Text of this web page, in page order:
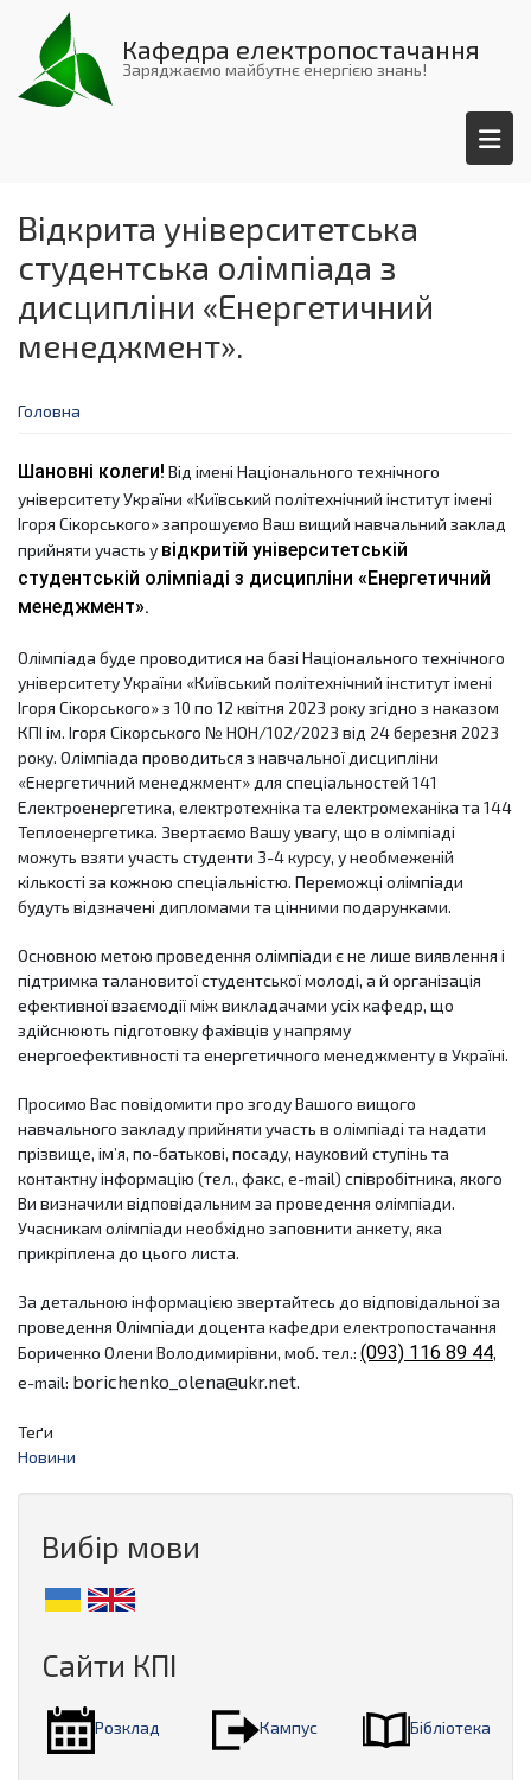
Перейти
основного
вмісту
Кафедра електропостачання
Заряджаємо майбутнє енергією знань!
Відкрита університетська
студентська олімпіада з
дисципліни «Енергетичний
менеджмент».
Головна
Шановні колеги! Від імені Національного технічного
університету України «Київський політехнічний інститут імені
Ігоря Сікорського» запрошуємо Ваш вищий навчальний заклад
прийняти участь у відкритій університетській
студентській олімпіаді з дисципліни «Енергетичний
менеджмент».
Олімпіада буде проводитися на базі Національного технічного
університету України «Київський політехнічний інститут імені
Ігоря Сікорського» з 10 по 12 квітня 2023 року згідно з наказом
КПІ ім. Ігоря Сікорського № НОН/102/2023 від 24 березня 2023
року. Олімпіада проводиться з навчальної дисципліни
«Енергетичний менеджмент» для спеціальностей 141
Електроенергетика, електротехніка та електромеханіка та 144
Теплоенергетика. Звертаємо Вашу увагу, що в олімпіаді
можуть взяти участь студенти 3-4 курсу, у необмеженій
кількості за кожною спеціальністю. Переможці олімпіади
будуть відзначені дипломами та цінними подарунками.
Основною метою проведення олімпіади є не лише виявлення і
підтримка талановитої студентської молоді, а й організація
ефективної взаємодії між викладачами усіх кафедр, що
здійснюють підготовку фахівців у напряму
енергоефективності та енергетичного менеджменту в Україні.
Просимо Вас повідомити про згоду Вашого вищого
навчального закладу прийняти участь в олімпіаді та надати
прізвище, ім’я, по-батькові, посаду, науковий ступінь та
контактну інформацію (тел., факс, e-mail) співробітника, якого
Ви визначили відповідальним за проведення олімпіади.
Учасникам олімпіади необхідно заповнити анкету, яка
прикріплена до цього листа.
За детальною інформацією звертайтесь до відповідальної за
проведення Олімпіади доцента кафедри електропостачання
Бориченко Олени Володимирівни, моб. тел.: (093) 116 89 44,
e-mail: borichenko_olena@ukr.net.
Теґи
Новини
Вибір мови
Сайти КПІ
Розклад Кампус Бібліотека